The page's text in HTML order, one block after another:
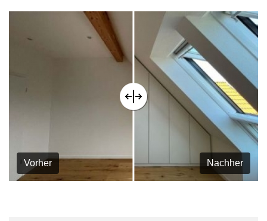
Vorher Nachher